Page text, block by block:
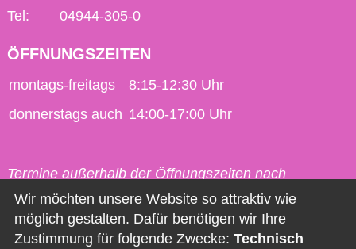
Tel: 04944-305-0
ÖFFNUNGSZEITEN
montags-freitags
8:15-12:30 Uhr
donnerstags auch 14:00-17:00 Uhr
Termine außerhalb der Öffnungszeiten nach
vorheriger Vereinbarung möglich.
Kontakt
Wir möchten unsere Website so attraktiv wie
möglich gestalten. Dafür benötigen wir Ihre
Zustimmung für folgende Zwecke: Technisch